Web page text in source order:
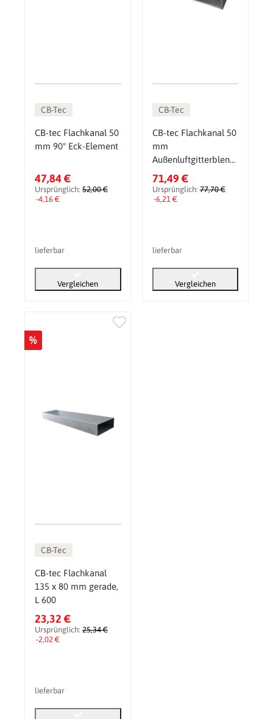
CB-Tec
CB-tec Flachkanal 50
mm 90° Eck-Element
47,84 €
Ursprünglich: 52,00 €
-4,16 €
lieferbar
Vergleichen
CB-Tec
CB-tec Flachkanal 50
mm
Außenluftgitterblend
e Edelstahl mit
Wetterschutzhaube
71,49 €
Ursprünglich:77,70 €
-6,21 €
lieferbar
Vergleichen
%
CB-Tec
CB-tec Flachkanal
135 x 80 mm gerade,
L 600
23,32 €
Ursprünglich: 25,34 €
-2,02 €
lieferbar